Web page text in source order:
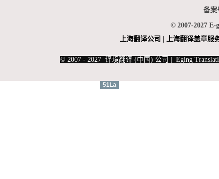
备案
© 2007-2027 E-
上海翻译公司 上海翻译盖章服
© 2007 - 2027 译境翻译 (中国) 公司 | Eging
51La